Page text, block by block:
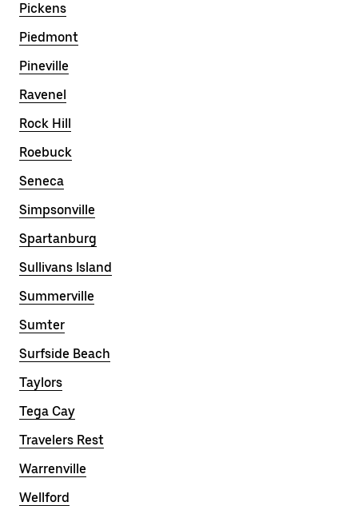
Pickens
Piedmont
Pineville
Ravenel
Rock Hill
Roebuck
Seneca
Simpsonville
Spartanburg
Sullivans Island
Summerville
Sumter
Surfside Beach
Taylors
Tega Cay
Travelers Rest
Warrenville
Wellford